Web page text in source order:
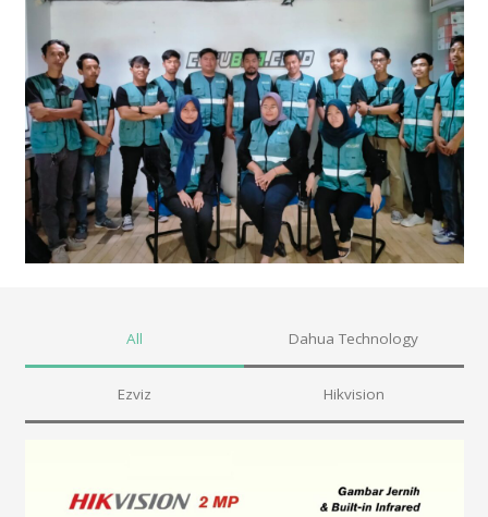
All Dahua Technology
Ezviz Hikvision